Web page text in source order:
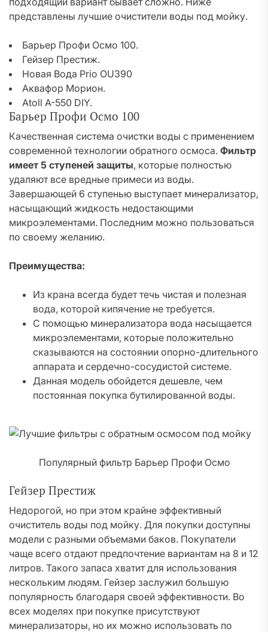
представлены лучшие очистители воды под мойку.
Барьер Профи Осмо 100.
Гейзер Престиж.
Новая Вода Prio OU390
Аквафор Морион.
Atoll A-550 DIY.
Барьер Профи Осмо 100
Качественная система очистки воды с применением
современной технологии обратного осмоса. Фильтр
имеет 5 ступеней защиты, которые полностью
удаляют все вредные примеси из воды.
Завершающей 6 ступенью выступает минерализатор,
насыщающий жидкость недостающими
микроэлементами. Последним можно пользоваться
по своему желанию.
Преимущества:
Из крана всегда будет течь чистая и полезная
вода, которой кипячение не требуется.
С помощью минерализатора вода насыщается
микроэлементами, которые положительно
сказываются на состоянии опорно-длительного
аппарата и сердечно-сосудистой системе.
Данная модель обойдется дешевле, чем
постоянная покупка бутилированной воды.
Популярный фильтр Барьер Профи Осмо
Гейзер Престиж
Недорогой, но при этом крайне эффективный
очиститель воды под мойку. Для покупки доступны
модели с разными объемами баков. Покупатели
чаще всего отдают предпочтение вариантам на 8 и 12
литров. Такого запаса хватит для использования
нескольким людям. Гейзер заслужил большую
популярность благодаря своей эффективности. Во
всех моделях при покупке присутствуют
минерализаторы, но их можно использовать по